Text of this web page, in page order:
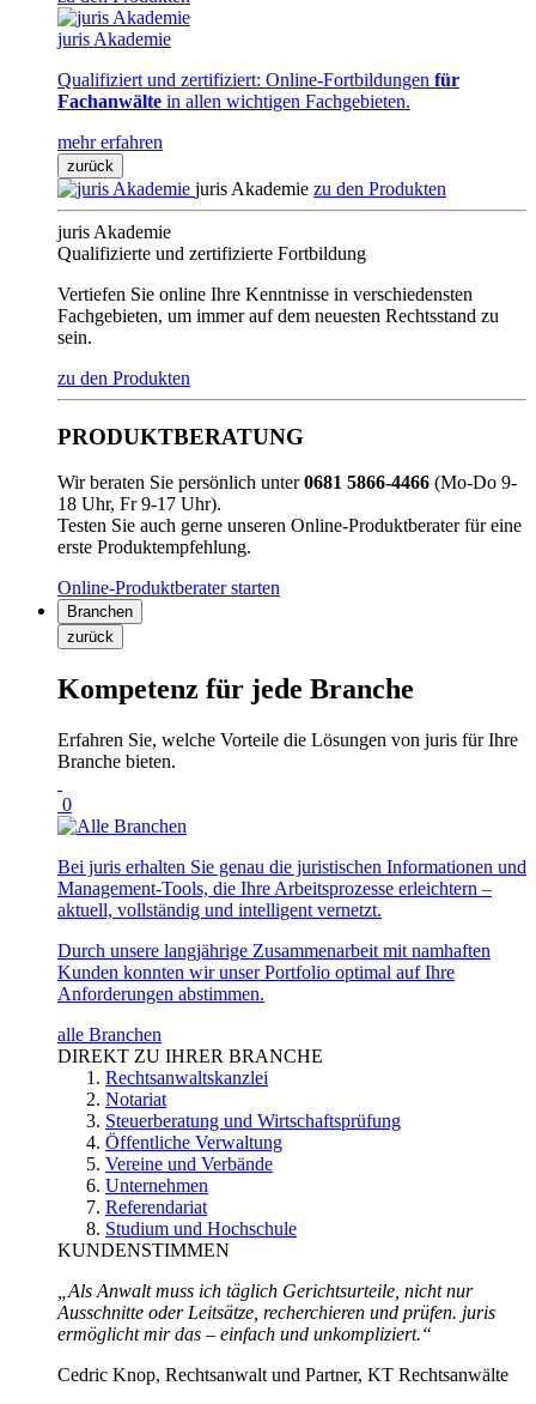
juris Akademie
Qualifiziert und zertifiziert: Online-Fortbildungen für
Fachanwälte in allen wichtigen Fachgebieten.
mehr erfahren
zurück
juris Akademie zu den Produkten
juris Akademie
Qualifizierte und zertifizierte Fortbildung
Vertiefen Sie online Ihre Kenntnisse in verschiedensten
Fachgebieten, um immer auf dem neuesten Rechtsstand zu
sein.
zu den Produkten
PRODUKTBERATUNG
Wir beraten Sie persönlich unter0681 5866-4466 (Mo-Do 9-
18 Uhr, Fr 9-17 Uhr).
Testen Sie auch gerne unseren Online-Produktberater für eine
erste Produktempfehlung.
Online-Produktberater starten
Branchen
zurück
Kompetenz für jede Branche
Erfahren Sie, welche Vorteile die Lösungen von juris für Ihre
Branche bieten.
0
Bei juris erhalten Sie genau die juristischen Informationen und
Management-Tools, die Ihre Arbeitsprozesse erleichtern –
aktuell, vollständig und intelligent vernetzt.
Durch unsere langjährige Zusammenarbeit mit namhaften
Kunden konnten wir unser Portfolio optimal auf Ihre
Anforderungen abstimmen.
alle Branchen
DIREKT ZU IHRER BRANCHE
Rechtsanwaltskanzlei
Notariat
Steuerberatung und Wirtschaftsprüfung
Öffentliche Verwaltung
Vereine und Verbände
Unternehmen
Referendariat
Studium und Hochschule
KUNDENSTIMMEN
„Als Anwalt muss ich täglich Gerichtsurteile, nicht nur
Ausschnitte oder Leitsätze, recherchieren und prüfen. juris
ermöglicht mir das – einfach und unkompliziert.“
Cedric Knop, Rechtsanwalt und Partner, KT Rechtsanwälte